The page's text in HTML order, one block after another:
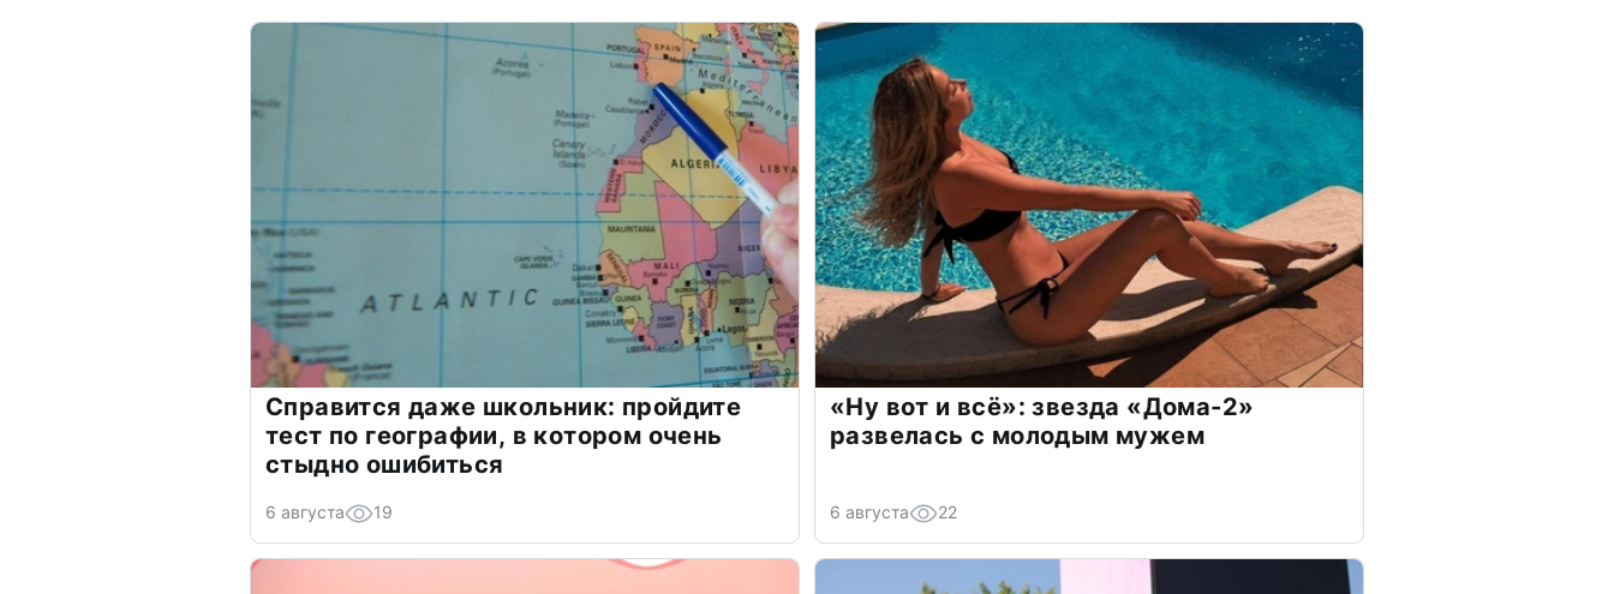
Справится даже школьник: пройдите
тест по географии, в котором очень
стыдно ошибиться
6 августа 19
«Ну вот и всё»: звезда «Дома-2»
развелась с молодым мужем
6 августа 22